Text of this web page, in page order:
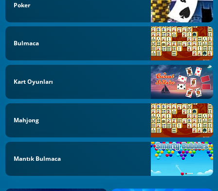
Poker
Bulmaca
Kart Oyunları
Mahjong
Mantık Bulmaca